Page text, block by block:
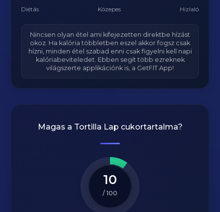
Diétás Közepes Hizlaló
Nincsen olyan étel ami kifejezetten direktbe hízást
okoz. Ha kalória többletben eszel akkor fogsz csak
hízni, minden étel szabad enni csak figyelni kell napi
kalóriabeviteledet. Ebben segít több ezreknek
világszerte applikációnk is, a GetFIT App!
Magas a Tortilla Lap cukortartalma?
10
/ 100